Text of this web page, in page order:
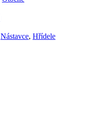
Nástavce, Hřídele